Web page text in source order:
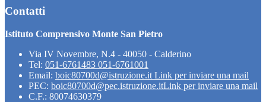
Contatti
Istituto Comprensivo Monte San Pietro
Via IV Novembre, N.4 - 40050 - Calderino
Tel: 051-6761483 051-6761001
Email: boic80700d@istruzione.it Link per inviare una mail
PEC: boic80700d@pec.istruzione.itLink per inviare una mail
C.F.: 80074630379